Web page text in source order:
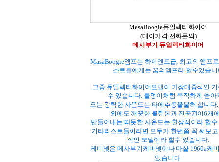
MesaBoogie듀얼렉티화이어
(대여가격 전화문의)
메사부기 듀얼렉티화이어
MasaBoogie엠프는 하이엔드급, 최고의 앰프
스트들에게는 꿈의엠프라 할수있습니
그중 듀얼렉티화이어모델이 가장대중적인 기
수 있습니다. 돌덩이처럼 묵직하게 쏟아
오는 강력한 사운드는 타에추종을불허 합니다
외에도 깨끗한 클린톤과 진공관이6개
만들어내는 따듯한 사운드는 환상적이라 할수
기타리스트들이라면 모두가 한번쯤 꼭 써보
적인 모델이라 할수 있습니다.
케비넷은 메사부기케비넷이나 마샬 1960a케
있습니다.